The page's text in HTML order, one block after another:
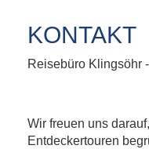
KONTAKT
Reisebüro Klingsöhr
Wir freuen uns
Entdeckertouren